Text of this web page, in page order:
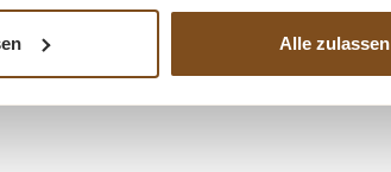
Alle zulassen